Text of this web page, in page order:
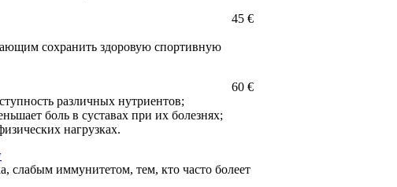
сохранить здоровую спортивную
45 €
различных нутриентов;
боль в суставах при их болезнях;
нагрузках.
60 €
слабым иммунитетом, тем, кто часто болеет